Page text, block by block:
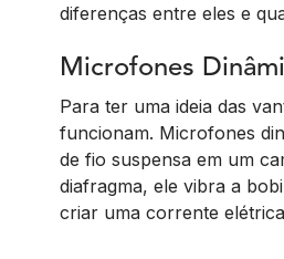
diferenças entre eles e
Microfones
Para ter uma ideia das
funcionam. Microfones
de fio suspensa em um
diafragma, ele vibra a
criar uma corrente